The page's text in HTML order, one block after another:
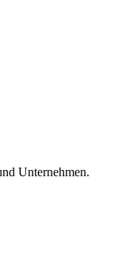
Unternehmen.